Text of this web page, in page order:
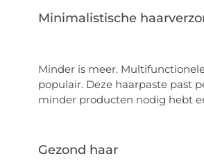
Minimalistische
Minder is meer.
populair. Deze haarpaste past
minder producten nodig hebt
Gezond haar